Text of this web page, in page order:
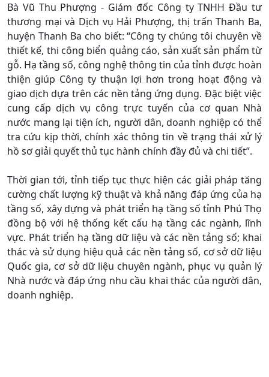
Bà Vũ Thu Phượng - Giám đốc Công ty TNHH Đầu tư
thương mại và Dịch vụ Hải Phượng, thị trấn Thanh Ba,
huyện Thanh Ba cho biết: “Công ty chúng tôi chuyên về
thiết kế, thi công biển quảng cáo, sản xuất sản phẩm từ
gỗ. Hạ tầng số, công nghệ thông tin của tỉnh được hoàn
thiện giúp Công ty thuận lợi hơn trong hoạt động và
giao dịch dựa trên các nền tảng ứng dụng. Đặc biệt việc
cung cấp dịch vụ công trực tuyến của cơ quan Nhà
nước mang lại tiện ích, người dân, doanh nghiệp có thể
tra cứu kịp thời, chính xác thông tin về trạng thái xử lý
hồ sơ giải quyết thủ tục hành chính đầy đủ và chi tiết”.
Thời gian tới, tỉnh tiếp tục thực hiện các giải pháp tăng
cường chất lượng kỹ thuật và khả năng đáp ứng của hạ
tầng số, xây dựng và phát triển hạ tầng số tỉnh Phú Thọ
đồng bộ với hệ thống kết cấu hạ tầng các ngành, lĩnh
vực. Phát triển hạ tầng dữ liệu và các nền tảng số; khai
thác và sử dụng hiệu quả các nền tảng số, cơ sở dữ liệu
Quốc gia, cơ sở dữ liệu chuyên ngành, phục vụ quản lý
Nhà nước và đáp ứng nhu cầu khai thác của người dân,
doanh nghiệp.